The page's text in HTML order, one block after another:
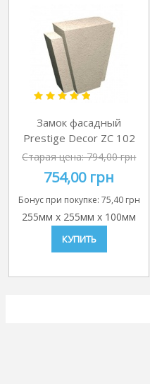
Замок фасадный
Prestige Decor ZC 102
Старая цена:794,00 грн
754,00 грн
Бонус при покупке: 75,40 грн
255мм x 255мм x 100мм
КУПИТЬ